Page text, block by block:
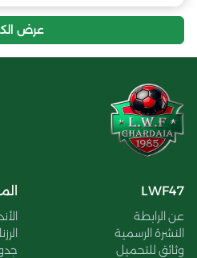
عرض
LWF47
عن الرابطة
النشرة الرسمية
وثائق للتحميل